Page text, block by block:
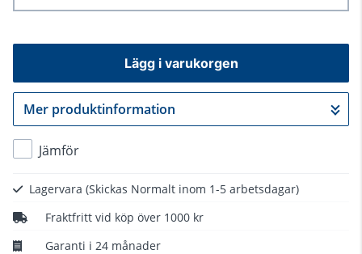
Lägg i varukorgen
Gå till kassan
Mer produktinformation
Jämför
Lagervara (Skickas Normalt inom 1-5 arbetsdagar)
Fraktfritt vid köp över 1000 kr
Garanti i 24 månader